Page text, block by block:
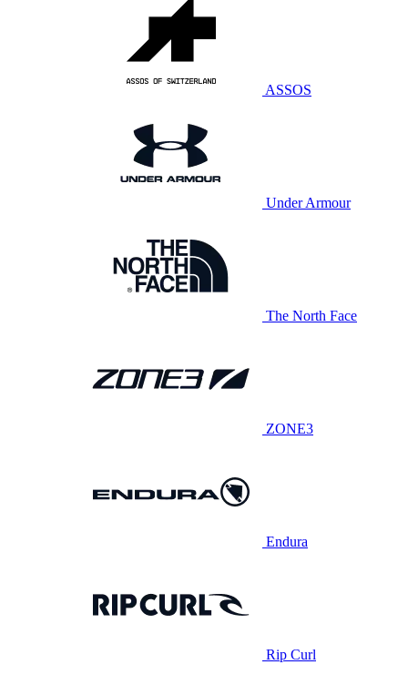
ASSOS
Under Armour
The North Face
ZONE3
Endura
Rip Curl